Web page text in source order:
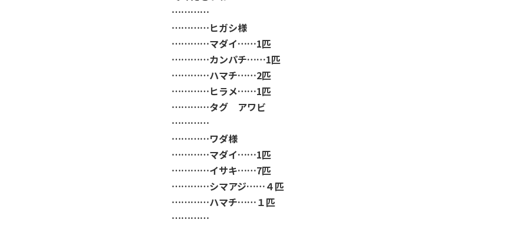
…………
…………ヒガシ様
…………マダイ……1匹
…………カンパチ……1匹
…………ハマチ……2匹
…………ヒラメ……1匹
…………タグ アワビ
…………
…………ワダ様
…………マダイ……1匹
…………イサキ……7匹
…………シマアジ……４匹
…………ハマチ……１匹
…………